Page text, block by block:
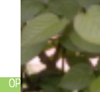
OPENINGSTIJDEN